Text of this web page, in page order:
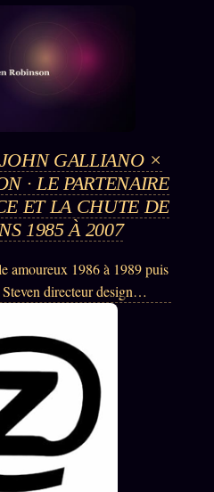
JOHN GALLIANO ×
· LE PARTENAIRE
ET LA CHUTE DE
1985 À 2007
amoureux 1986 à 1989 puis
directeur design
Mort overdose Paris 23
4 ans plus tard La
antisémites. Renvoi Dior